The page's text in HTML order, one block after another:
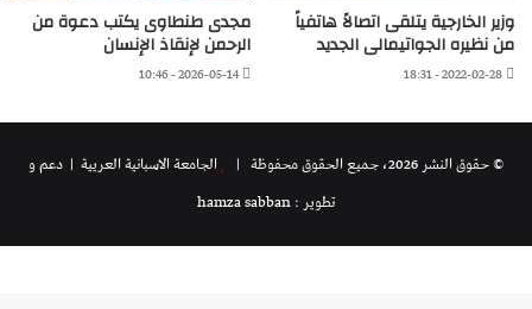
وزير الخارجية يتلقى اتصالاً هاتفياً
من نظيره الجواتيمالى الجديد
2022-02-28 - 18:31
مجدى طنطاوى يكتب دعوة من
الرحمن لإنقاذ الإنسان
2026-05-14 - 10:46
© حقوق النشر 2026، جميع الحقوق محفوظة | الجامعة الاسبانية العريية | دعم و
تطوير : hamza sabban